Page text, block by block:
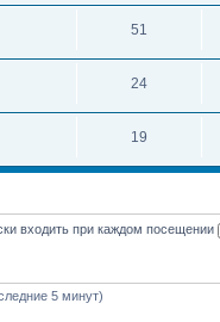
51
24
19
входить при каждом посещении
5 минут)